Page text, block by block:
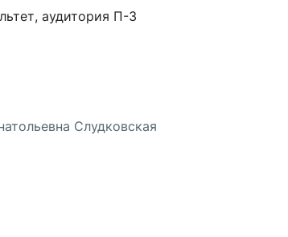
Преподавателям
аудитория П-3
Слудковская